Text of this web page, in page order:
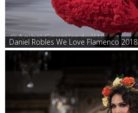
Daniel Robles We Love Flamenco 2018